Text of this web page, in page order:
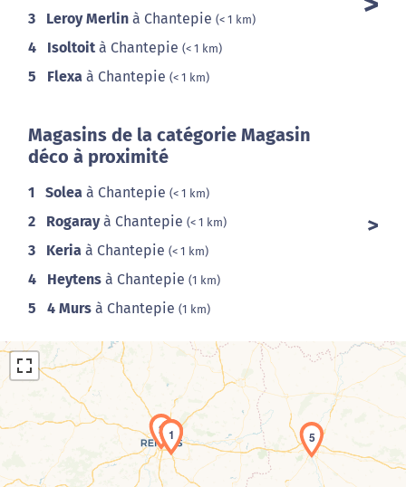
3 Leroy Merlin à Chantepie (< 1 km)
4 Isoltoit à Chantepie (< 1 km)
5 Flexa à Chantepie (< 1 km)
Magasins de la catégorie Magasin
déco à proximité
1 Solea à Chantepie (< 1 km)
2 Rogarayà Chantepie (< 1 km)
3 Keria à Chantepie (< 1 km)
4 Heytens à Chantepie (1 km)
5 4 Murs à Chantepie (1 km)
1
2 5